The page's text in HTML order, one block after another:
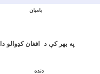
بامیان
په بهر کې د افغان کډوالو
دنده